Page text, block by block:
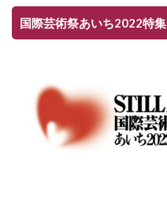
国際芸術祭あいち2022特集